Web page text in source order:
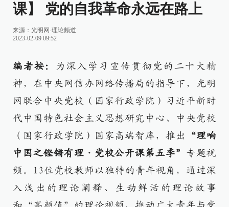
课】 党的自我革命永远在路上
来源： 光明网-理论频道
2023-02-09 09:52
编者按：
为深入学习宣传贯彻党的二十大精
神，在中央网信办网络传播局的指导下，光明
网联合中央党校（国家行政学院）习近平新时
代中国特色社会主义思想研究中心、中央党校
（国家行政学院）国家高端智库，推出
“理响
中国之铿锵有理·党校公开课第五季” 专题视
频。13位党校教师以独特的青年视角，通过深
入浅出的理论阐释、生动鲜活的理论故事